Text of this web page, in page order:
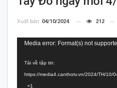
Xuất bản 04/10/2024 212
Trình
Video
Media error: Format(s) not
Tải về tập tin:
https://media4.canthotv.vn/2024/TH/10/
_=1